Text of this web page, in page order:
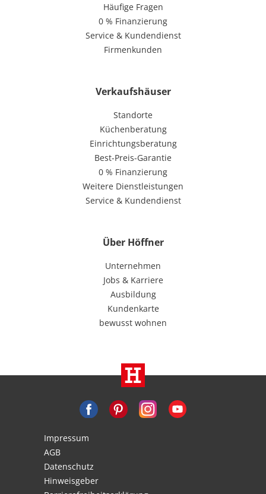
Häufige Fragen
0 % Finanzierung
Service & Kundendienst
Firmenkunden
Verkaufshäuser
Standorte
Küchenberatung
Einrichtungsberatung
Best-Preis-Garantie
0 % Finanzierung
Weitere Dienstleistungen
Service & Kundendienst
Über Höffner
Unternehmen
Jobs & Karriere
Ausbildung
Kundenkarte
bewusst wohnen
Impressum
AGB
Datenschutz
Hinweisgeber